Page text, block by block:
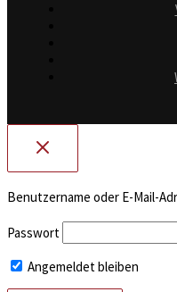
Benutzername oder E-Mail-
Passwort
Angemeldet bleiben